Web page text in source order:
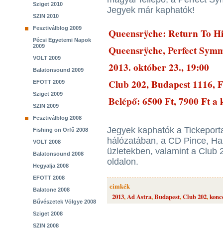
Sziget 2010
SZIN 2010
Fesztiválblog 2009
Pécsi Egyetemi Napok
2009
VOLT 2009
Balatonsound 2009
EFOTT 2009
Sziget 2009
SZIN 2009
Fesztiválblog 2008
Fishing on Orfű 2008
VOLT 2008
Balatonsound 2008
Hegyalja 2008
EFOTT 2008
Balatone 2008
Bűvészetek Völgye 2008
Sziget 2008
SZIN 2008
Jegyek már kaphatók!
Queensrÿche: Return To
Queensrÿche, Perfect
2013. október 23., 19:00
Club 202, Budapest 1116,
Belépő: 6500 Ft, 7900 Ft
Jegyek kaphatók a
hálózatában, a CD Pince,
üzletekben, valamint a Club
oldalon.
cimkék
2013,Ad Astra,Budapest,Club 202,